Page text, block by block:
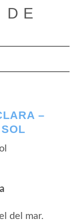
de navegación
–
del mar.